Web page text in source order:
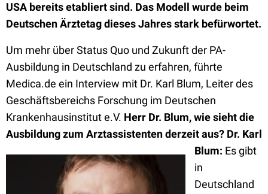
USA bereits etabliert sind. Das Modell wurde beim
Deutschen Ärztetag dieses Jahres stark befürwortet.
Um mehr über Status Quo und Zukunft der PA-
Ausbildung in Deutschland zu erfahren, führte
Medica.de ein Interview mit Dr. Karl Blum, Leiter des
Geschäftsbereichs Forschung im Deutschen
Krankenhausinstitut e.V. Herr Dr. Blum, wie sieht die
Ausbildung zum Arztassistenten derzeit aus? Dr. Karl
Blum: Es gibt
in
Deutschland